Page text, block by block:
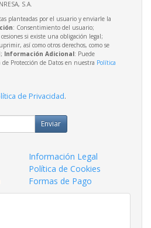
S.A.
planteadas por el usuario y enviarle la
: Consentimiento del usuario;
si existe una obligación legal;
así como otros derechos, como se
Información Adicional: Puede
Protección de Datos en nuestra Política
de Privacidad.
Enviar
Información Legal
Política de Cookies
Formas de Pago